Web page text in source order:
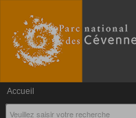
Accueil